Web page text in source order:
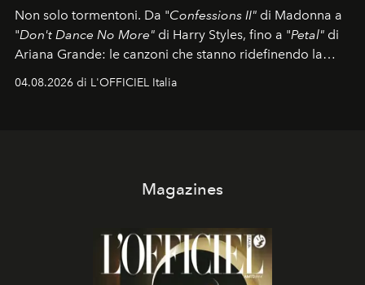
Non solo tormentoni. Da "Confessions II" di Madonna a
"Don't Dance No More" di Harry Styles, fino a "Petal" di
Ariana Grande: le canzoni che stanno ridefinendo la
colonna sonora della stagione.
04.08.2026 di L'OFFICIEL Italia
Magazines